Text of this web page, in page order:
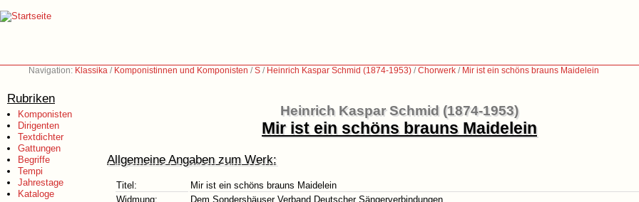
Navigation: Klassika / Komponistinnen und Komponisten /S / Heinrich Kaspar Schmid (1874-1953) /Chorwerk / Mir ist ein schöns brauns Maidelein
Rubriken
Komponisten
Dirigenten
Textdichter
Gattungen
Begriffe
Tempi
Jahrestage
Kataloge
Heinrich Kaspar Schmid (1874-1953)
Mir ist ein schöns brauns Maidelein
Allgemeine Angaben zum Werk:
Titel:
Mir ist ein schöns brauns Maidelein
Widmung:
Dem Sondershäuser Verband Deutscher Sängerverbindungen